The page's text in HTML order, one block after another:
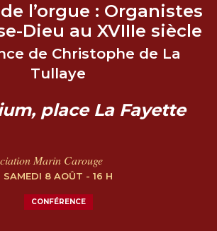
l’orgue : Organistes
Dieu au XVIIIe siècle
de Christophe de La
Tullaye
place La Fayette
Marin Carouge
SAMEDI 8 AOÛT - 16 H
CONFÉRENCE